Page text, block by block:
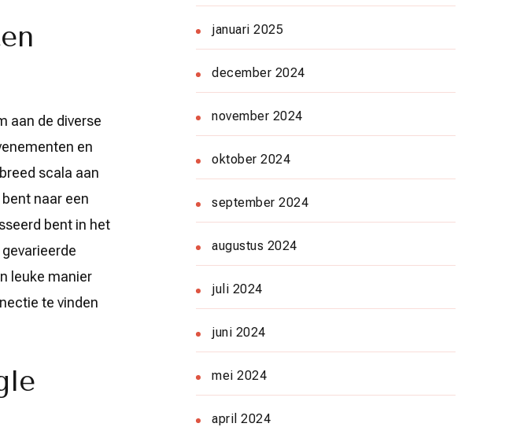
aan de diverse
en
scala aan
naar een
bent in het
leuke manier
te vinden
januari 2025
december 2024
november 2024
oktober 2024
september 2024
augustus 2024
juli 2024
juni 2024
mei 2024
april 2024